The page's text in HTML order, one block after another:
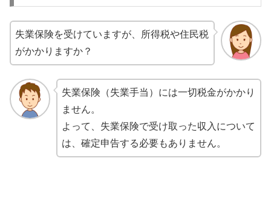
失業保険を受けていますが、所得税や住民税
がかかりますか？
失業保険（失業手当）には一切税金がかかり
ません。
よって、失業保険で受け取った収入について
は、確定申告する必要もありません。